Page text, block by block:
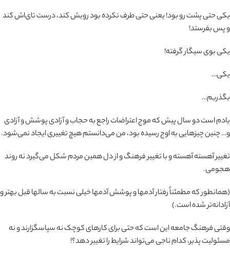
یکی حتی پشت رو بود! یعنی حتی طرف نکرده بود رویش کند، درست تای‌اش کند
و پس بفرستد!
یکی بوی سیگار گرفته!
یکی…
بگذریم…
یادم است دو سال پیش که موج اعتراضات راجع به حجاب و آزادی پوشش و آزادی
و… چنین چیزهایی به اوج رسیده بود، من می‌دانستم هیچ تغییری ایجاد نمی‌شود.
تغییر آهسته آهسته و با تغییر فرهنگ و از دل همین مردم شکل می‌گیرد نه روند
هجومی.
(همانطور که مطمئناً رفتار آدمها و پوشش آدمها خیلی نسبت به سالها قبل بهتر و
آزادانه‌تر شده است.)
وقتی فرهنگ جامعه این است که حتی برای کارهای کوچک نه سپاسگزارند و نه
مسئولیت پذیر، کدام ناجی می‌تواند شرایط را تغییر دهد؟!